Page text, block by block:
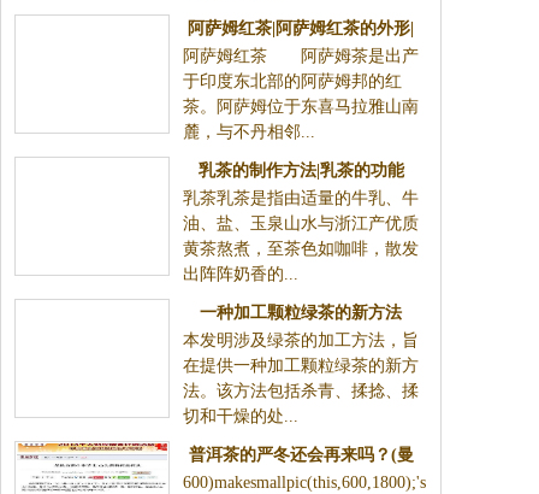
阿萨姆红茶|阿萨姆红茶的外形|
阿萨姆红茶的等级
阿萨姆红茶 阿萨姆茶是出产
于印度东北部的阿萨姆邦的红
茶。阿萨姆位于东喜马拉雅山南
麓，与不丹相邻...
乳茶的制作方法|乳茶的功能
乳茶乳茶是指由适量的牛乳、牛
油、盐、玉泉山水与浙江产优质
黄茶熬煮，至茶色如咖啡，散发
出阵阵奶香的...
一种加工颗粒绿茶的新方法
本发明涉及绿茶的加工方法，旨
在提供一种加工颗粒绿茶的新方
法。该方法包括杀青、揉捻、揉
切和干燥的处...
普洱茶的严冬还会再来吗？(曼
松贡茶)
600)makesmallpic(this,600,1800);'s